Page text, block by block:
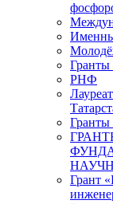
Гранты
РНФ
Гранты
Грант